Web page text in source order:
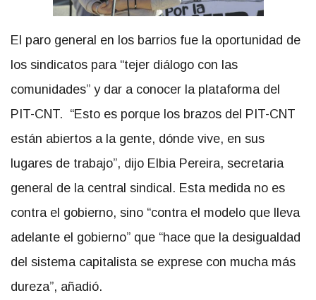
El paro general en los barrios fue la oportunidad de
los sindicatos para “tejer diálogo con las
comunidades” y dar a conocer la plataforma del
PIT-CNT. “Esto es porque los brazos del PIT-CNT
están abiertos a la gente, dónde vive, en sus
lugares de trabajo”, dijo Elbia Pereira, secretaria
general de la central sindical. Esta medida no es
contra el gobierno, sino “contra el modelo que lleva
adelante el gobierno” que “hace que la desigualdad
del sistema capitalista se exprese con mucha más
dureza”, añadió.